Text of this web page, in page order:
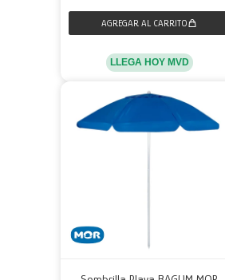
LLEGA HOY MVD